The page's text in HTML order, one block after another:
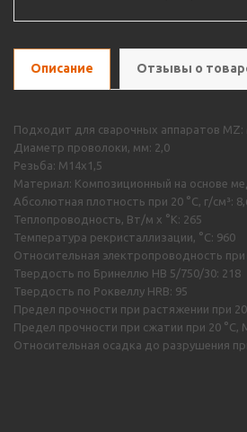
Описание Отзывы о
Подходит для сварочных аппаратов MZ:
Диаметр проволоки, мм: 2,0
Резьба: M14x1,5
Материал: Композиционный на основе
Абсолютная плотность при 20 °C, г/см³:
Теплопроводность, Вт/м х °К: 265
Температура рекристаллизации, °C: 960
Относительная электропроводность при
Твердость по Бринеллю HB 5/750/30: 218
Твердость по Роквеллу HRB: 95
Предел прочности при растяжении при
Предел прочности при сжатии при 20 °C,
Относительная осадка до разрушения